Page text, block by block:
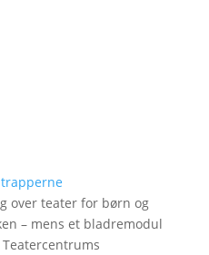
over teater for børn og
– mens et bladremodul